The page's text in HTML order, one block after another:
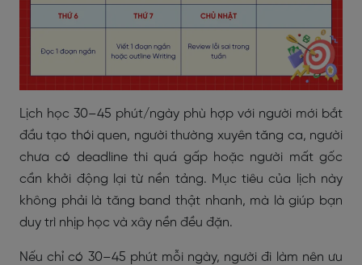
Lịch học 30–45 phút/ngày phù hợp với người mới bắt
đầu tạo thói quen, người thường xuyên tăng ca, người
chưa có deadline thi quá gấp hoặc người mất gốc
cần khởi động lại từ nền tảng. Mục tiêu của lịch này
không phải là tăng band thật nhanh, mà là giúp bạn
duy trì nhịp học và xây nền đều đặn.
Nếu chỉ có 30–45 phút mỗi ngày, người đi làm nên ưu